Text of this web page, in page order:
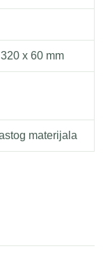
x 60 mm
materijala